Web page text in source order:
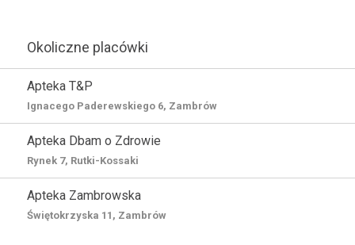
Okoliczne placówki
Apteka T&P
Ignacego Paderewskiego 6, Zambrów
Apteka Dbam o Zdrowie
Rynek 7, Rutki-Kossaki
Apteka Zambrowska
Świętokrzyska 11, Zambrów